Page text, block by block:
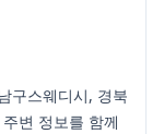
구스웨디시, 경북
변 정보를 함께